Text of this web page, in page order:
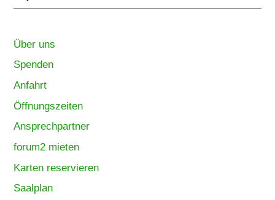
Über uns
Spenden
Anfahrt
Öffnungszeiten
Ansprechpartner
forum2 mieten
Karten reservieren
Saalplan